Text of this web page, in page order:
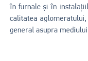
în furnale și în
calitatea
general asupra